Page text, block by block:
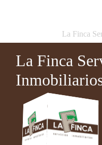
La Finca
La Finca